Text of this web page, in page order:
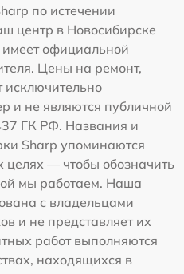
по истечении
центр в Новосибирске
имеет официальной
Цены на ремонт,
исключительно
и не являются публичной
ГК РФ. Названия и
Sharp упоминаются
— чтобы обозначить
мы работаем. Наша
с владельцами
и не представляет их
работ выполняются
находящихся в